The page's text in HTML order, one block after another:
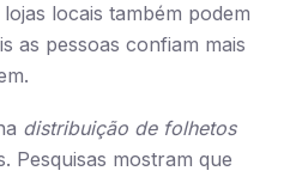
locais também podem
as pessoas confiam mais
distribuição de folhetos
Pesquisas mostram que